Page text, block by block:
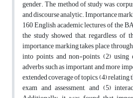
gender. The method of study was
and discourse analytic. Importance
160 English academic lectures of the
the study showed that, regardless of
importance marking takes place
into points and non-points, (2) using
adverbs such as important and more
extended coverage of topics, (4)
exam and assessment, and (5)